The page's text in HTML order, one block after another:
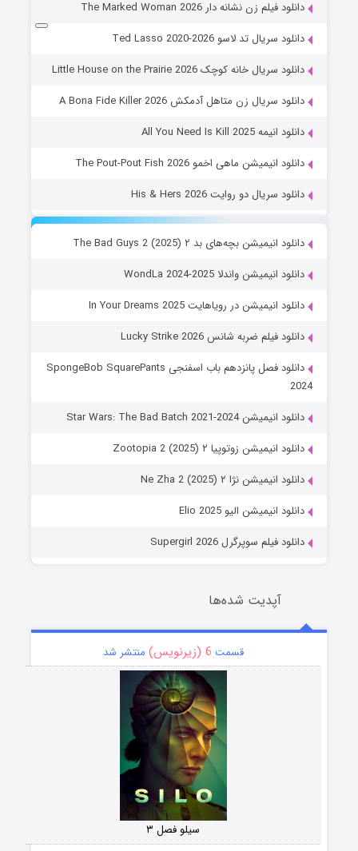
دانلود فیلم زن نشانه دار The Marked Woman 2026
دانلود سریال تد لاسو Ted Lasso 2020-2026
دانلود سریال خانه کوچک Little House on the Prairie 2026
دانلود سریال زن متاهل آدمکش A Bona Fide Killer 2026
دانلود انیمه All You Need Is Kill 2025
دانلود انیمیشن ماهی اخمو The Pout-Pout Fish 2026
دانلود سریال دو روایت His & Hers 2026
دانلود انیمیشن بچه‌های بد ۲ The Bad Guys 2 (2025)
دانلود انیمیشن واندلا WondLa 2024-2025
دانلود انیمیشن در رویاهایت In Your Dreams 2025
دانلود فیلم ضربه شانس Lucky Strike 2026
دانلود فصل پانزدهم باب اسفنجی SpongeBob SquarePants
2024
دانلود انیمیشن Star Wars: The Bad Batch 2021-2024
دانلود انیمیشن زوتوپیا ۲ Zootopia 2 (2025)
دانلود انیمیشن نژا ۲ Ne Zha 2 (2025)
دانلود انیمیشن الیو Elio 2025
دانلود فیلم سوپرگرل Supergirl 2026
آپدیت شده‌ها
قسمت 6 (زیرنویس) منتشر شد
سیلو فصل ۳